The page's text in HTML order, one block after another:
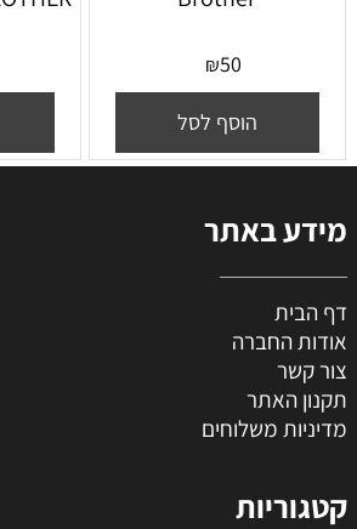
₪50
הוסף לסל
מידע באתר
דף הבית
אודות החברה
צור קשר
תקנון האתר
מדיניות משלוחים
קטגוריות